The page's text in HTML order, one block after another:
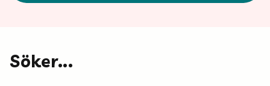
Vuxen
Söker...